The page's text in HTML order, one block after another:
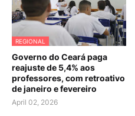
REGIONAL
Governo do Ceará paga
reajuste de 5,4% aos
professores, com retroativo
de janeiro e fevereiro
April 02, 2026